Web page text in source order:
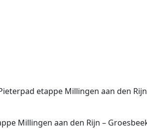
etappe Millingen aan den Rijn
Millingen aan den Rijn –